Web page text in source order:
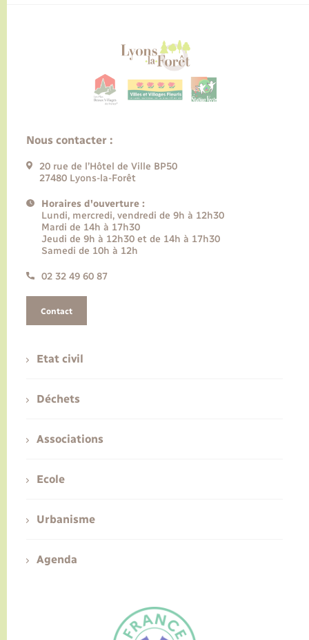
Nous contacter :
20 rue de l’Hôtel de Ville BP50
27480 Lyons-la-Forêt
Horaires d'ouverture :
Lundi, mercredi, vendredi de 9h à 12h30
Mardi de 14h à 17h30
Jeudi de 9h à 12h30 et de 14h à 17h30
Samedi de 10h à 12h
02 32 49 60 87
Contact
Etat civil
Déchets
Associations
Ecole
Urbanisme
Agenda